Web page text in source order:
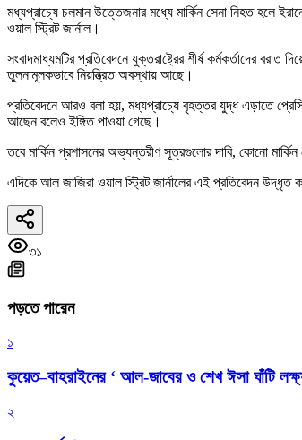
মধ্যপ্রাচ্যে চলমান উত্তেজনার মধ্যে মার্কিন সেনা নিহত হলে
ওয়াল স্ট্রিট জার্নাল।
সংবাদমাধ্যমটির প্রতিবেদনে যুক্তরাষ্ট্রের শীর্ষ কর্মকর্তাদের
তুলনামূলকভাবে নিয়ন্ত্রিত অবস্থায় আছে।
প্রতিবেদনে আরও বলা হয়, মধ্যপ্রাচ্যে বৃহত্তর যুদ্ধ এড়াতে
আছেন বলেও ইঙ্গিত পাওয়া গেছে।
তবে মার্কিন প্রশাসনের অভ্যন্তরীণ সূত্রগুলোর দাবি, কোনো মার্কিন
এদিকে আল জাজিরা ওয়াল স্ট্রিট জার্নালের এই প্রতিবেদন উদ্ধৃত
৩১
পড়তে পারেন
১
কুয়েত–বাহরাইনের ‘ আল-জাবের ও শেখ ঈসা ঘাঁটি
২